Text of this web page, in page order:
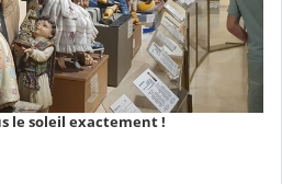
le soleil exactement !